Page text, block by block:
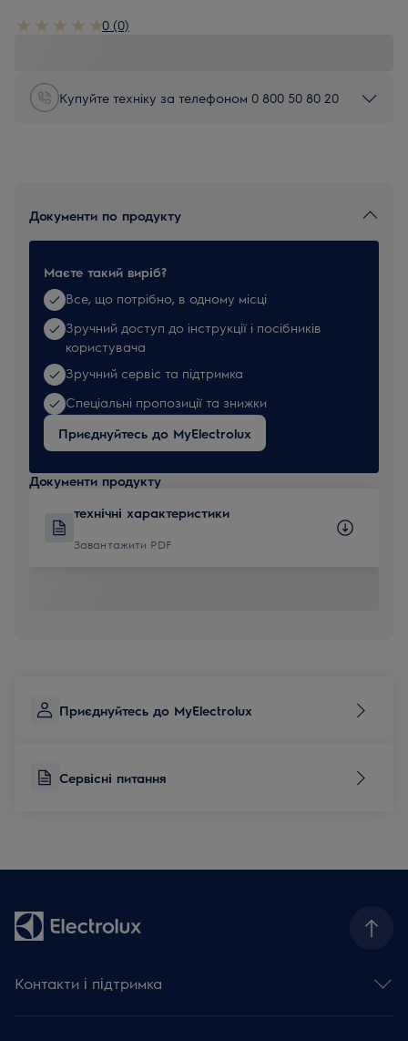
0 (0)
Купуйте техніку за телефоном 0 800 50 80 20
Документи по продукту
Маєте такий виріб?
Все, що потрібно, в одному місці
Зручний доступ до інструкції і посібників
користувача
Зручний сервіс та підтримка
Спеціальні пропозиції та знижки
Приєднуйтесь до MyElectrolux
Документи продукту
технічні характеристики
Завантажити PDF
Приєднуйтесь до MyElectrolux
Сервісні питання
Контакти і підтримка